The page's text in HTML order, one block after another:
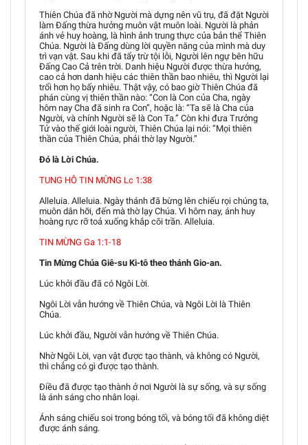
Thiên Chúa đã nhờ Người mà dựng nên vũ trụ, đã đặt Người
làm Ðấng thừa hưởng muôn vật muôn loài. Người là phản
ánh vẻ huy hoàng, là hình ảnh trung thực của bản thể Thiên
Chúa. Người là Ðấng dùng lời quyền năng của mình mà duy
trì vạn vật. Sau khi đã tẩy trừ tội lỗi, Người lên ngự bên hữu
Ðấng Cao Cả trên trời. Danh hiệu Người được thừa hưởng,
cao cả hơn danh hiệu các thiên thần bao nhiêu, thì Người lại
trổi hơn họ bấy nhiêu. Thật vậy, có bao giờ Thiên Chúa đã
phán cùng vị thiên thần nào: “Con là Con của Cha, ngày
hôm nay Cha đã sinh ra Con”, hoặc là: “Ta sẽ là Cha của
Người, và chính Người sẽ là Con Ta.” Còn khi đưa Trưởng
Tử vào thế giới loài người, Thiên Chúa lại nói: “Mọi thiên
thần của Thiên Chúa, phải thờ lạy Người.”
Đó là Lời Chúa.
TUNG HÔ TIN MỪNG Lc 1:38
Alleluia. Alleluia. Ngày thánh đã bừng lên chiếu rọi chúng ta,
muôn dân hỡi, đến mà thờ lạy Chúa. Vì hôm nay, ánh huy
hoàng rực rỡ toả xuống khắp cõi trần. Alleluia.
TIN MỪNG Ga 1:1-18
Tin Mừng Chúa Giê-su Ki-tô theo thánh Gio-an.
Lúc khởi đầu đã có Ngôi Lời.
Ngôi Lời vẫn hướng về Thiên Chúa, và Ngôi Lời là Thiên
Chúa.
Lúc khởi đầu, Người vẫn hướng về Thiên Chúa.
Nhờ Ngôi Lời, vạn vật được tạo thành, và không có Người,
thì chẳng có gì được tạo thành.
Điều đã được tạo thành ở nơi Người là sự sống, và sự sống
là ánh sáng cho nhân loại.
Ánh sáng chiếu soi trong bóng tối, và bóng tối đã không diệt
được ánh sáng.